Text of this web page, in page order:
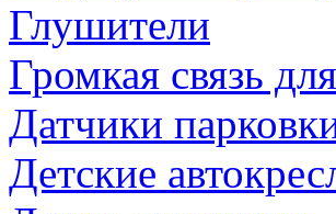
Глушители
Громкая связь
Датчики
Детские